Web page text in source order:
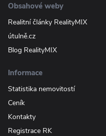
Obsahové weby
Realitní články RealityMIX
útulně.cz
Blog RealityMIX
Informace
Statistika nemovitostí
Ceník
Kontakty
Registrace RK